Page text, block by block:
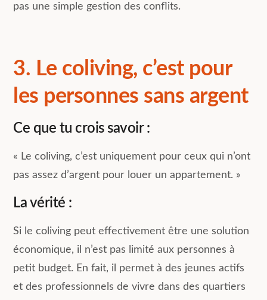
pas une simple gestion des conflits.
3. Le coliving, c’est pour
les personnes sans argent
Ce que tu crois savoir :
« Le coliving, c’est uniquement pour ceux qui n’ont
pas assez d’argent pour louer un appartement. »
La vérité :
Si le coliving peut effectivement être une solution
économique, il n’est pas limité aux personnes à
petit budget. En fait, il permet à des jeunes actifs
et des professionnels de vivre dans des quartiers